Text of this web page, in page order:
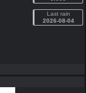
Last rain
2026-08-04